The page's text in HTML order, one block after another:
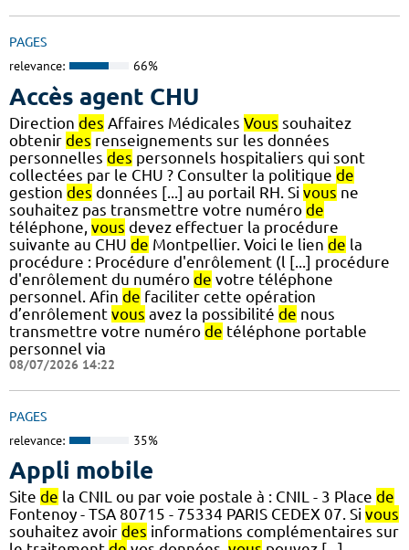
PAGES
relevance: 66%
Accès agent CHU
Direction des Affaires Médicales Vous souhaitez
obtenir des renseignements sur les données
personnelles des personnels hospitaliers qui sont
collectées par le CHU ? Consulter la politique de
gestion des données [...] au portail RH. Si vous ne
souhaitez pas transmettre votre numéro de
téléphone, vous devez effectuer la procédure
suivante au CHU de Montpellier. Voici le lien de la
procédure : Procédure d'enrôlement (l [...] procédure
d'enrôlement du numéro de votre téléphone
personnel. Afin de faciliter cette opération
d’enrôlement vous avez la possibilité de nous
transmettre votre numéro de téléphone portable
personnel via
08/07/2026 14:22
PAGES
relevance: 35%
Appli mobile
Site de la CNIL ou par voie postale à : CNIL - 3 Place de
Fontenoy - TSA 80715 - 75334 PARIS CEDEX 07. Si vous
souhaitez avoir des informations complémentaires sur